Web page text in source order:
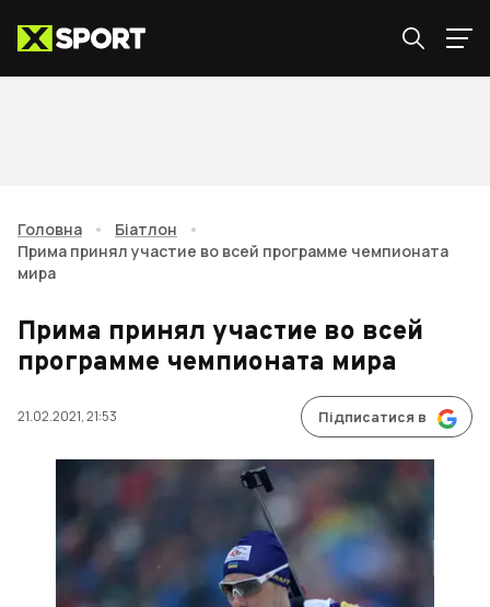
Головна • Біатлон
•
Прима принял участие во всей программе чемпионата
мира
Прима принял участие во всей
программе чемпионата мира
21.02.2021, 21:53 Підписатися в